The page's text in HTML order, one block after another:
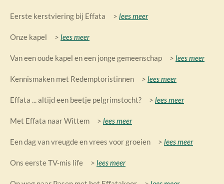
Eerste kerstviering bij Effata > lees meer
Onze kapel > lees meer
Van een oude kapel en een jonge gemeenschap > lees meer
Kennismaken met Redemptoristinnen > lees meer
Effata ... altijd een beetje pelgrimstocht? > lees meer
Met Effata naar Wittem > lees meer
Een dag van vreugde en vrees voor groeien > lees meer
Ons eerste TV-mis life > lees meer